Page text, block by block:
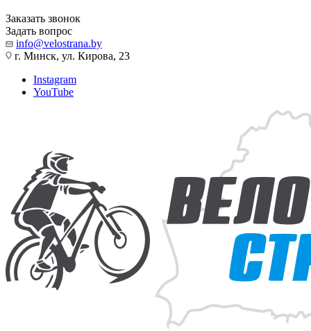
Заказать звонок
Задать вопрос
info@velostrana.by
г. Минск, ул. Кирова, 23
Instagram
YouTube